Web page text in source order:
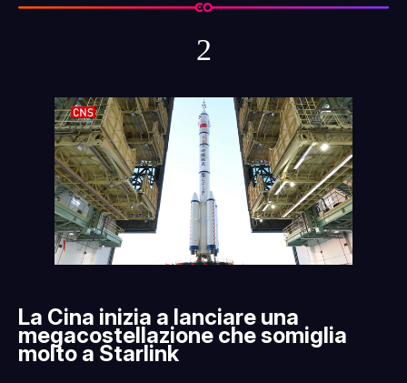
2
La Cina inizia a lanciare una
megacostellazione che somiglia
molto a Starlink